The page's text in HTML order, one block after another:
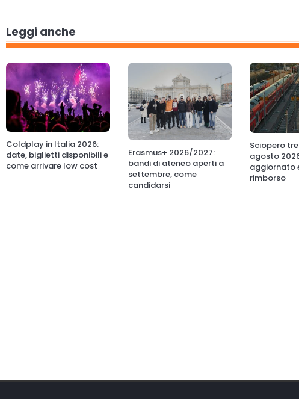
Leggi anche
Coldplay in Italia 2026:
date, biglietti disponibili e
come arrivare low cost
Erasmus+ 2026/2027:
bandi di ateneo aperti a
settembre, come
candidarsi
Sciopero
agosto
aggiornato
rimborso